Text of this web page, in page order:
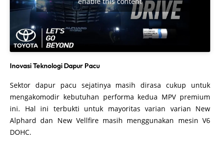
Inovasi Teknologi Dapur Pacu
Sektor dapur pacu sejatinya masih dirasa cukup untuk
mengakomodir kebutuhan performa kedua MPV premium
ini. Hal ini terbukti untuk mayoritas varian varian New
Alphard dan New Vellfire masih menggunakan mesin V6
DOHC.